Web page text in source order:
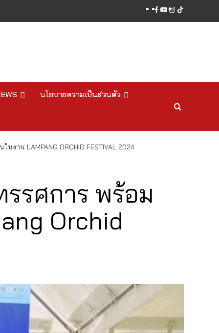
facebook
youtube
instagram
tiktok
นโยบายความเป็นส่วนตัว
าน LAMPANG ORCHID FESTIVAL 2024
รศการ พร้อม
Orchid